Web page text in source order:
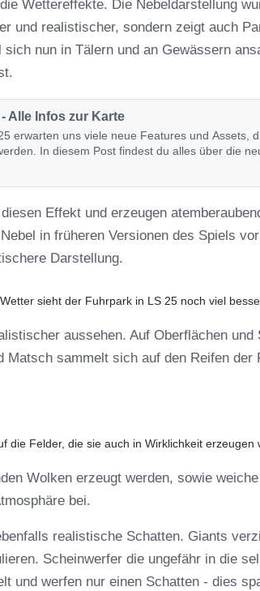
Wettereffekte. Die Nebeldarstellung
und realistischer, sondern zeigt auch
nun in Tälern und an Gewässern
Alle Infos zur Karte
erwarten uns viele neue Features und Assets,
In diesem Post findest du alles über die
Effekt und erzeugen
in früheren Versionen des Spiels
Darstellung.
sieht der Fuhrpark in LS 25 noch viel
aussehen. Auf Oberflächen und
sammelt sich auf den Reifen der
die Felder, die sie auch in Wirklichkeit erzeugen
Wolken erzeugt werden, sowie
bei.
realistische Schatten. Giants
Scheinwerfer die ungefähr in die
und werfen nur einen Schatten - dies